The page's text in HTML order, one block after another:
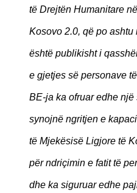
të Drejtën Humanitare
Kosovo 2.0, që po
është publikisht i
e gjetjes së personave
BE-ja ka ofruar edhe
synojnë ngritjen e
të Mjekësisë Ligjore të
për ndriçimin e fatit të
dhe ka siguruar edhe